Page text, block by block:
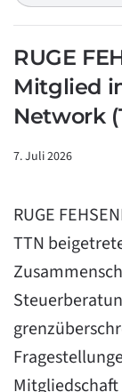
RUGE
Mitglied
Network
7. Juli 2026
RUGE
TTN